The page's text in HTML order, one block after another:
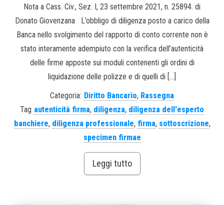
Nota a Cass. Civ., Sez. I, 23 settembre 2021, n. 25894. di
Donato Giovenzana L’obbligo di diligenza posto a carico della
Banca nello svolgimento del rapporto di conto corrente non è
stato interamente adempiuto con la verifica dell’autenticità
delle firme apposte sui moduli contenenti gli ordini di
liquidazione delle polizze e di quelli di […]
Categoria: Diritto Bancario, Rassegna
Tag autenticità firma, diligenza, diligenza dell'esperto
banchiere, diligenza professionale, firma, sottoscrizione,
specimen firmae
Leggi tutto